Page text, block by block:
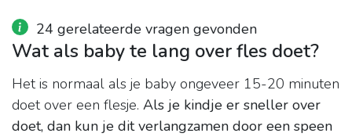
24 gerelateerde vragen gevonden
Wat als baby te lang over fles doet?
Het is normaal als je baby ongeveer 15-20 minuten
doet over een flesje. Als je kindje er sneller over
doet, dan kun je dit verlangzamen door een speen